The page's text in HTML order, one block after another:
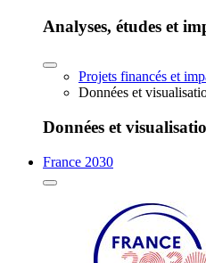
Analyses, études et
Projets financés et
Données et
Données et
France 2030